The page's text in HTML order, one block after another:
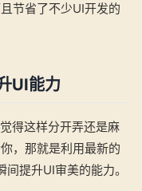
节省了不少UI开发的
UI能力
得这样分开弄还是麻
，那就是利用最新的
提升UI审美的能力。